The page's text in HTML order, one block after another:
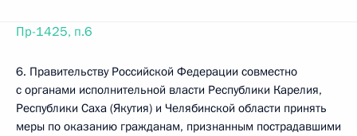
Пр-1425, п.6
6. Правительству Российской Федерации совместно
с органами исполнительной власти Республики Карелия,
Республики Саха (Якутия) и Челябинской области принять
меры по оказанию гражданам, признанным пострадавшими